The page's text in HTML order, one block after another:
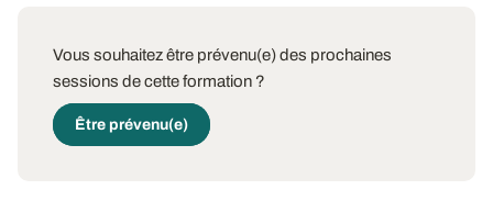
Vous souhaitez être prévenu(e) des prochaines
sessions de cette formation ?
Être prévenu(e)